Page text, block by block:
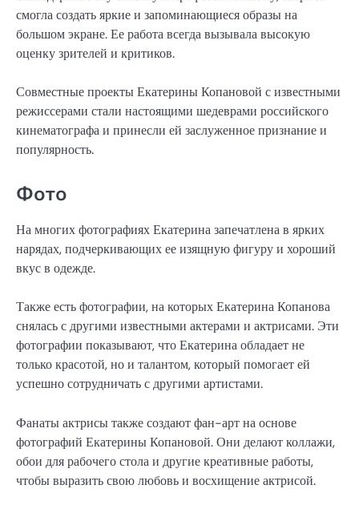
смогла создать яркие и запоминающиеся образы на
большом экране. Ее работа всегда вызывала высокую
оценку зрителей и критиков.
Совместные проекты Екатерины Копановой с известными
режиссерами стали настоящими шедеврами российского
кинематографа и принесли ей заслуженное признание и
популярность.
Фото
На многих фотографиях Екатерина запечатлена в ярких
нарядах, подчеркивающих ее изящную фигуру и хороший
вкус в одежде.
Также есть фотографии, на которых Екатерина Копанова
снялась с другими известными актерами и актрисами. Эти
фотографии показывают, что Екатерина обладает не
только красотой, но и талантом, который помогает ей
успешно сотрудничать с другими артистами.
Фанаты актрисы также создают фан-арт на основе
фотографий Екатерины Копановой. Они делают коллажи,
обои для рабочего стола и другие креативные работы,
чтобы выразить свою любовь и восхищение актрисой.